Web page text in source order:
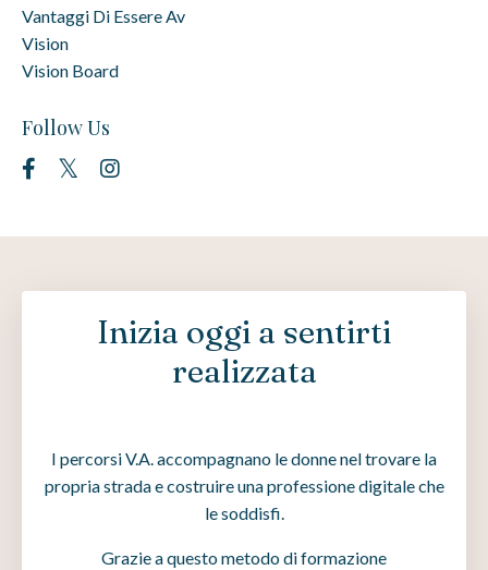
Vantaggi Di Essere Av
Vision
Vision Board
Follow Us
Inizia oggi a sentirti
realizzata
I percorsi V.A. accompagnano le donne nel trovare la
propria strada e costruire una professione digitale che
le soddisfi.
Grazie a questo metodo di formazione